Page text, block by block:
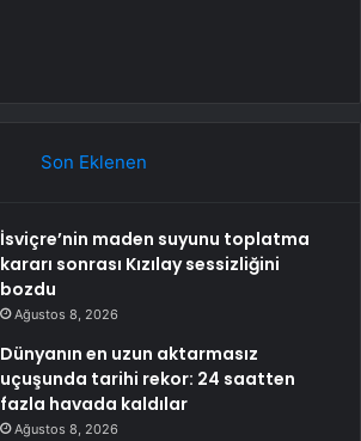
Son Eklenen
İsviçre’nin maden suyunu toplatma
kararı sonrası Kızılay sessizliğini
bozdu
Ağustos 8, 2026
Dünyanın en uzun aktarmasız
uçuşunda tarihi rekor: 24 saatten
fazla havada kaldılar
Ağustos 8, 2026